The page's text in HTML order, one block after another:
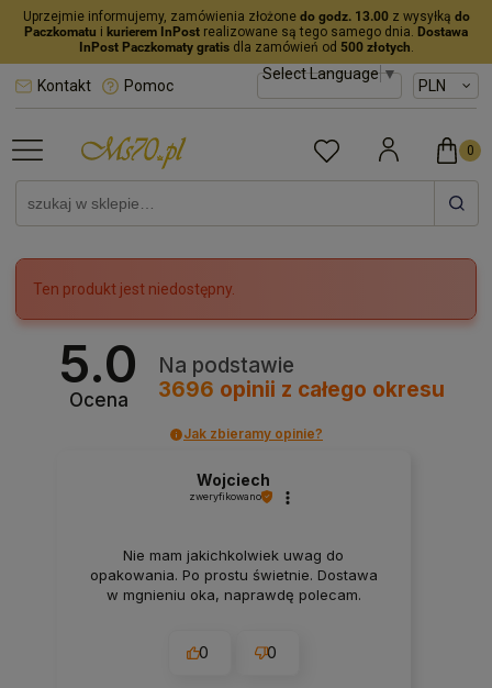
Uprzejmie informujemy, zamówienia złożone do godz. 13.00z wysyłką do
Paczkomatu i kurierem InPost realizowane są tego samego dnia. Dostawa
InPost Paczkomaty gratisdla zamówień od 500 złotych.
Select Language▼
Kontakt Pomoc
Ten produkt jest niedostępny.
5.0
Ocena
Na podstawie
3696 opinii z całego okresu
Jak zbieramy opinie?
Wojciech
zweryfikowano
Nie mam jakichkolwiek uwag do
opakowania. Po prostu świetnie. Dostawa
w mgnieniu oka, naprawdę polecam.
0 0